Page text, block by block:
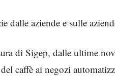
dalle aziende e sulle
di Sigep, dalle ultime
caffè ai negozi